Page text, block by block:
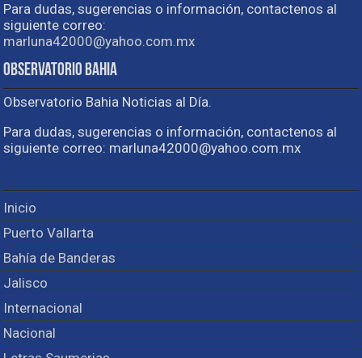
Para dudas, sugerencias o información, contactenos al
siguiente correo:
marluna42000@yahoo.com.mx
Observatorio Bahia
Observatorio Bahia Noticias al Día.
Para dudas, sugerencias o información, contactenos al
siguiente correo: marluna42000@yahoo.com.mx
Inicio
Puerto Vallarta
Bahía de Banderas
Jalisco
Internacional
Nacional